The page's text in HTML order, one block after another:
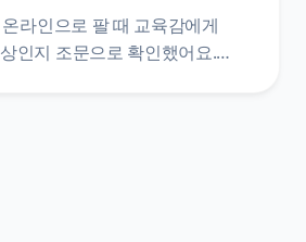
라인으로 팔 때 교육감에게
인지 조문으로 확인했어요.